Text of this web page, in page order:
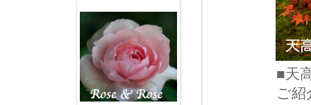
■天
ご紹